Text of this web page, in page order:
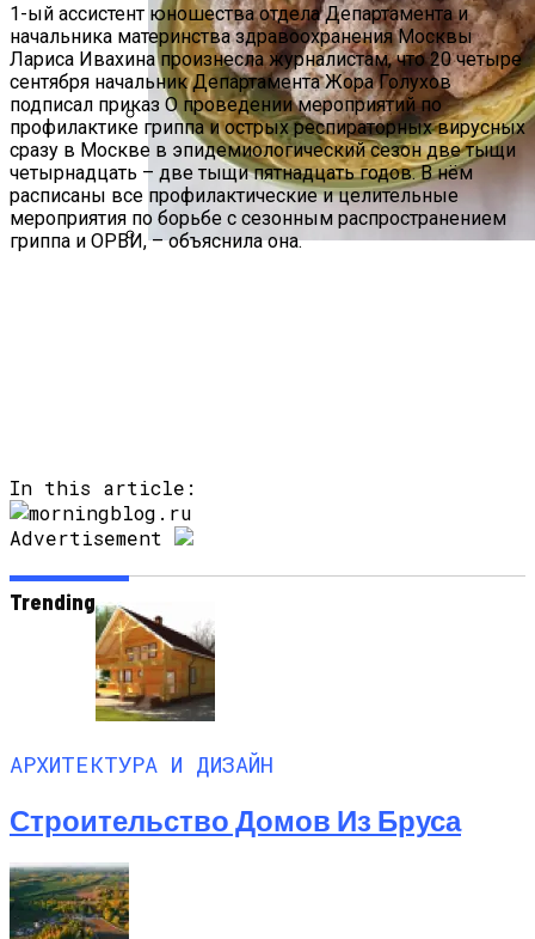
Дом С Оптимальным Распределением
Влажных Зон Для Комфорта
1-ый ассистент юношества отдела Департамента и
начальника материнства здравоохранения Москвы
Лариса Ивахина произнесла журналистам, что 20 четыре
сентября начальник Департамента Жора Голухов
подписал приказ О проведении мероприятий по
профилактике гриппа и острых респираторных вирусных
сразу в Москве в эпидемиологический сезон две тыщи
четырнадцать – две тыщи пятнадцать годов. В нём
расписаны все профилактические и целительные
мероприятия по борьбе с сезонным распространением
гриппа и ОРВИ, – объяснила она.
In this article:
Advertisement
Trending
АРХИТЕКТУРА И ДИЗАЙН
Строительство Домов Из Бруса